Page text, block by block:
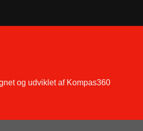
og udviklet af Kompas360